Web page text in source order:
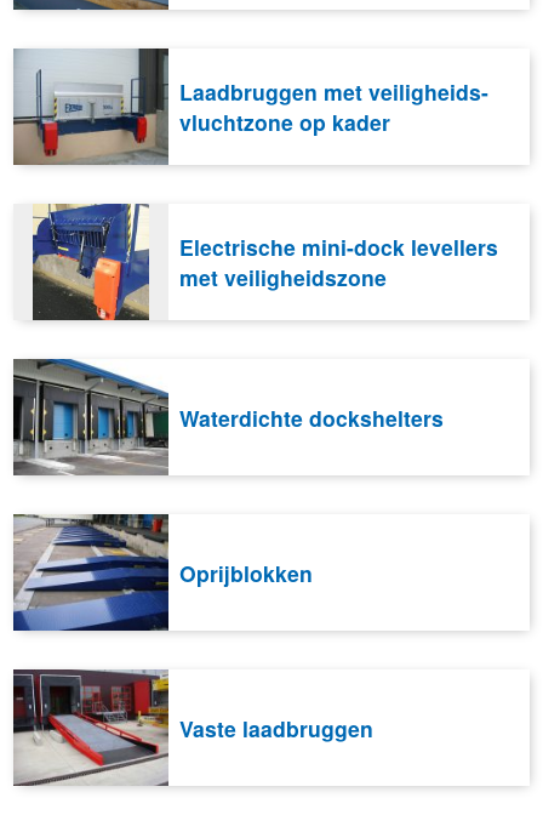
Laadbruggen met veiligheids-
vluchtzone op kader
Electrische mini-dock levellers
met veiligheidszone
Waterdichte dockshelters
Oprijblokken
Vaste laadbruggen